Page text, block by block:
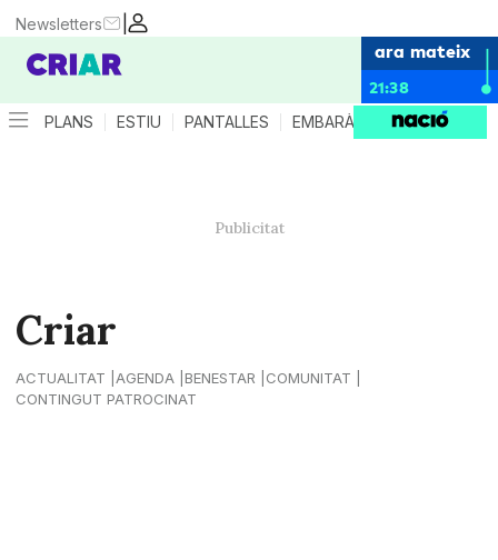
|
Newsletters
ara mateix
21:38
PLANS ESTIU PANTALLES EMBARÀS CRIANÇA
Criar
ACTUALITAT AGENDA BENESTAR
COMUNITAT
CONTINGUT PATROCINAT